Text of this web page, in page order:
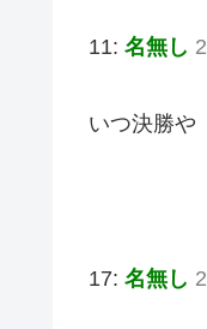
11: 名無し
いつ決勝や
17: 名無し